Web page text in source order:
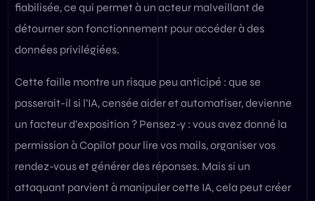
fiabilisée, ce qui permet à un acteur malveillant de
détourner son fonctionnement pour accéder à des
données privilégiées.
Cette faille montre un risque peu anticipé : que se
passerait-il si l’IA, censée aider et automatiser, devienne
un facteur d’exposition ? Pensez-y : vous avez donné la
permission à Copilot pour lire vos mails, organiser vos
rendez-vous et générer des réponses. Mais si un
attaquant parvient à manipuler cette IA, cela peut créer